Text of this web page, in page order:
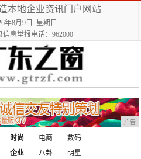
本地企业资讯门户网站
年8月9日 星期日
信息举报电话：962000
广告
时尚 电商
数码
企业
八卦
明星